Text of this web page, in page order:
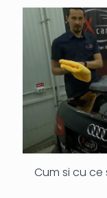
Cum si cu